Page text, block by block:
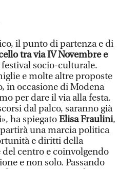
il punto di partenza e di
tra via IV Novembre e
socio-culturale.
e molte altre proposte
in occasione di Modena
per dare il via alla festa.
dal palco, saranno già
ha spiegatoElisa Fraulini,
una marcia politica
e diritti della
centro e coinvolgendo
e non solo. Passando